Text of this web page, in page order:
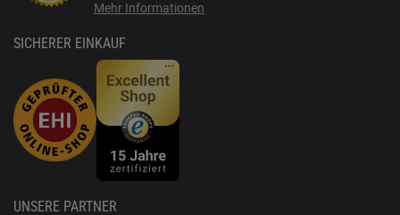
Mehr Informationen
SICHERER EINKAUF
UNSERE PARTNER